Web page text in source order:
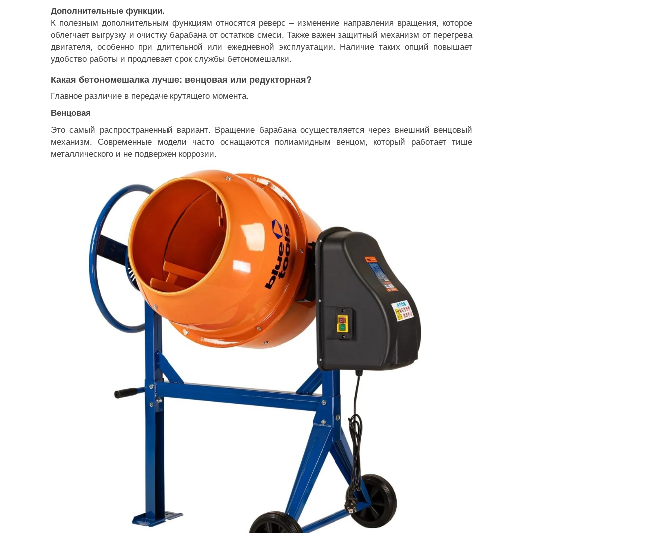
Дополнительные функции.
К полезным дополнительным функциям относятся реверс – изменение направления вращения, которое
облегчает выгрузку и очистку барабана от остатков смеси. Также важен защитный механизм от перегрева
двигателя, особенно при длительной или ежедневной эксплуатации. Наличие таких опций повышает
удобство работы и продлевает срок службы бетономешалки.
Какая бетономешалка лучше: венцовая или редукторная?
Главное различие в передаче крутящего момента.
Венцовая
Это самый распространенный вариант. Вращение барабана осуществляется через внешний венцовый
механизм. Современные модели часто оснащаются полиамидным венцом, который работает тише
металлического и не подвержен коррозии.